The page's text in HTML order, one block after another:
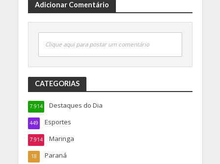
Adicionar Comentário
Clique aqui para postar um comentário
CATEGORIAS
Destaques do Dia
7.914
Esportes
449
Maringa
7.914
Paraná
18